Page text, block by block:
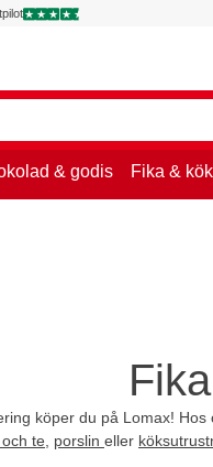
& godis Fika & kök
köper du på Lomax!
te porslin eller